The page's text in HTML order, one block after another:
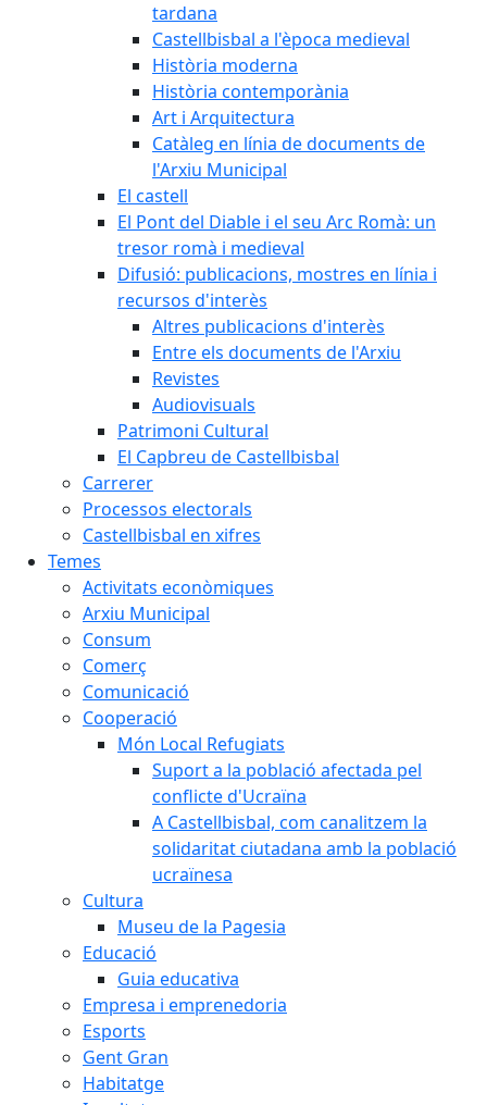
tardana
Castellbisbal a l'època medieval
Història moderna
Història contemporània
Art i Arquitectura
Catàleg en línia de documents de
l'Arxiu Municipal
El castell
El Pont del Diable i el seu Arc Romà: un
tresor romà i medieval
Difusió: publicacions, mostres en línia i
recursos d'interès
Altres publicacions d'interès
Entre els documents de l'Arxiu
Revistes
Audiovisuals
Patrimoni Cultural
El Capbreu de Castellbisbal
Carrerer
Processos electorals
Castellbisbal en xifres
Temes
Activitats econòmiques
Arxiu Municipal
Consum
Comerç
Comunicació
Cooperació
Món Local Refugiats
Suport a la població afectada pel
conflicte d'Ucraïna
A Castellbisbal, com canalitzem la
solidaritat ciutadana amb la població
ucraïnesa
Cultura
Museu de la Pagesia
Educació
Guia educativa
Empresa i emprenedoria
Esports
Gent Gran
Habitatge